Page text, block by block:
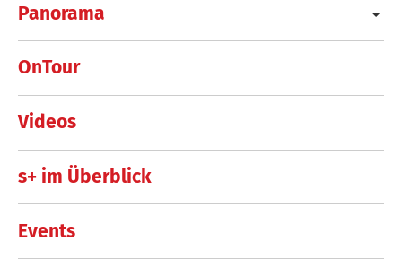
Panorama
OnTour
Videos
s+ im Überblick
Events